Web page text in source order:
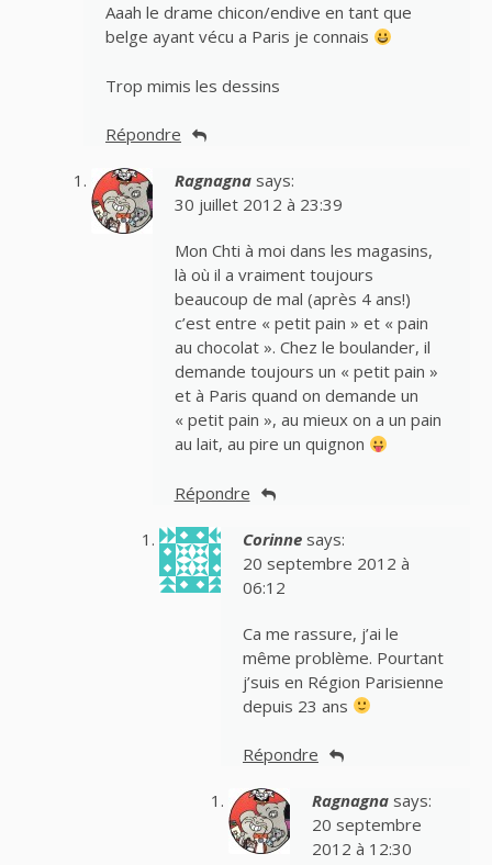
Aaah le drame chicon/endive en tant que
belge ayant vécu a Paris je connais
Trop mimis les dessins
Répondre
Ragnagna says:
30 juillet 2012 à 23:39
Mon Chti à moi dans les magasins,
là où il a vraiment toujours
beaucoup de mal (après 4 ans!)
c’est entre « petit pain » et « pain
au chocolat ». Chez le boulander, il
demande toujours un « petit pain »
et à Paris quand on demande un
« petit pain », au mieux on a un pain
au lait, au pire un quignon
Répondre
Corinne says:
20 septembre 2012 à
06:12
Ca me rassure, j’ai le
même problème. Pourtant
j’suis en Région Parisienne
depuis 23 ans
Répondre
Ragnagna says:
20 septembre
2012 à 12:30